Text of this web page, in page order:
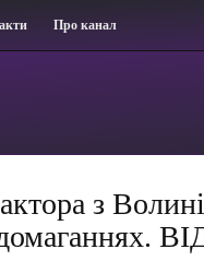
Про канал
з